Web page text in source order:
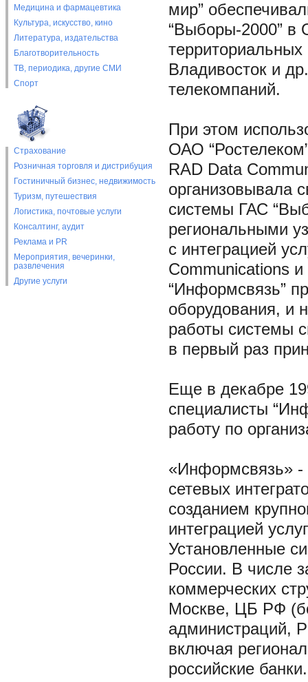
Медицина и фармацевтика
Культура, искусство, кино
Литература, издательства
Благотворительность
ТВ, периодика, другие СМИ
Спорт
Страхование
Розничная торговля и дистрибуция
Гостиничный бизнес, недвижимость
Туризм, путешествия
Логистика, почтовые услуги
Консалтинг, аудит
Реклама и PR
Мероприятия, вечеринки,
развлечения
Другие услуги
мир”
“Выборы-2000” в
Владивосток и
телекомпаний.
При этом
ОАО
RAD Data
организовывала
системы ГАС
региональными
с интеграцией
Communications
“Информсвязь”
оборудования, и
работы системы
в первый раз
Еще в декабре
специалисты
работу по
«Информсвязь» -
сетевых
созданием
интеграцией
Установленные
России. В числе
коммерческих
Москве, ЦБ РФ
администраций,
включая
российские банки.